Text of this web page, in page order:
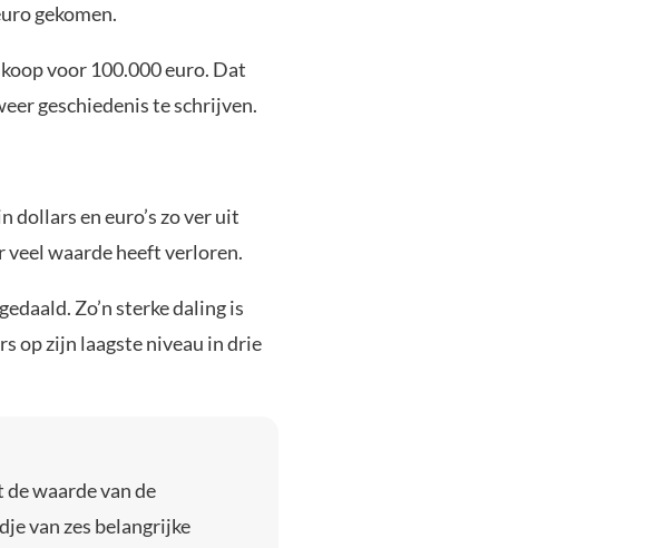
gekomen.
voor 100.000 euro. Dat
geschiedenis te schrijven.
dollars en euro’s zo ver uit
veel waarde heeft verloren.
Zo’n sterke daling is
op zijn laagste niveau in drie
waarde van de
van zes belangrijke